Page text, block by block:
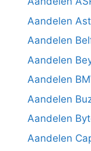
Aandelen
Aandelen
Aandelen
Aandelen
Aandelen
Aandelen
Aandelen